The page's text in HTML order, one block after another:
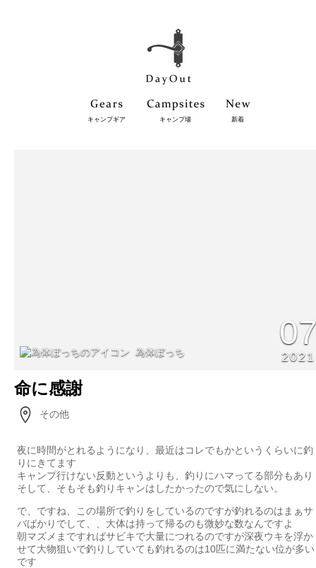
キャンプギア キャンプ場 新着
為体ぼっち 2021
命に感謝
その他
夜に時間がとれるようになり、最近はコレでもかというくらいに釣
りにきてます
キャンプ行けない反動というよりも、釣りにハマってる部分もあり
そして、そもそも釣りキャンはしたかったので気にしない。
で、ですね、この場所で釣りをしているのですが釣れるのはまぁサ
バばかりでして、、大体は持って帰るのも微妙な数なんですよ
朝マズメまですればサビキで大量につれるのですが深夜ウキを浮か
せて大物狙いで釣りしていても釣れるのは10匹に満たない位が多い
です